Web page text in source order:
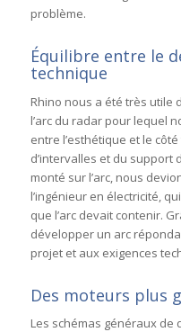
problème.
Équilibre entre le
technique
Rhino nous a été très utile
l’arc du radar pour lequel
entre l’esthétique et le
d’intervalles et du support
monté sur l’arc, nous
l’ingénieur en électricité,
que l’arc devait contenir.
développer un arc
projet et aux exigences
Des moteurs plus
Les schémas généraux de